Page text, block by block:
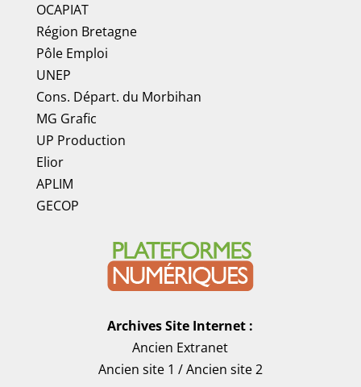
OCAPIAT
Région Bretagne
Pôle Emploi
UNEP
Cons. Départ. du Morbihan
MG Grafic
UP Production
Elior
APLIM
GECOP
Archives Site Internet :
Ancien Extranet
Ancien site 1 /Ancien site 2